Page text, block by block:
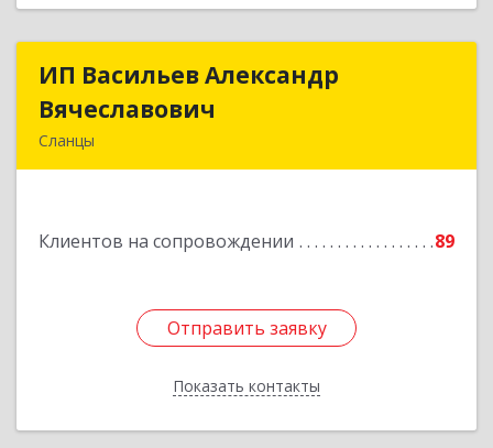
ИП Васильев Александр
Вячеславович
Сланцы
Клиентов на сопровождении 89
Отправить заявку
Показать контакты
ИП Васильев Александр
Подробнее
Отправить заявку
Назад